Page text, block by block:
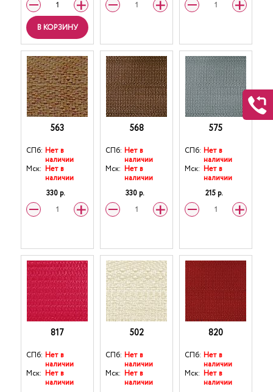
В КОРЗИНУ
563
СПб: Нет в
наличии
Мск: Нет в
наличии
330 р.
568
СПб: Нет в
наличии
Мск: Нет в
наличии
330 р.
575
СПб: Нет в
наличии
Мск: Нет в
наличии
215 р.
817
СПб: Нет в
наличии
Мск: Нет в
наличии
502
СПб: Нет в
наличии
Мск: Нет в
наличии
820
СПб: Нет в
наличии
Мск: Нет в
наличии